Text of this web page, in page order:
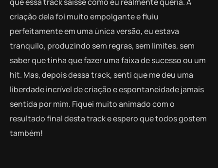
criação dela foi muito empolgante e fluiu
perfeitamente em uma única versão, eu estava
tranquilo, produzindo sem regras, sem limites, sem
saber que tinha que fazer uma faixa de sucesso ou um
hit. Mas, depois dessa track, senti que me deu uma
liberdade incrível de criação e espontaneidade jamais
sentida por mim. Fiquei muito animado com o
resultado final desta track e espero que todos gostem
também!